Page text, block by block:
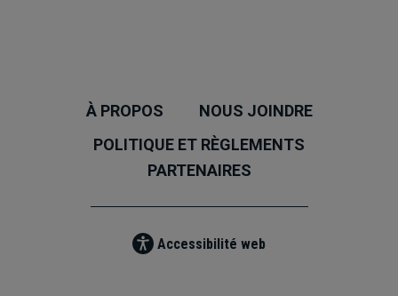
À PROPOS
NOUS JOINDRE
POLITIQUE ET RÈGLEMENTS
PARTENAIRES
Accessibilité web